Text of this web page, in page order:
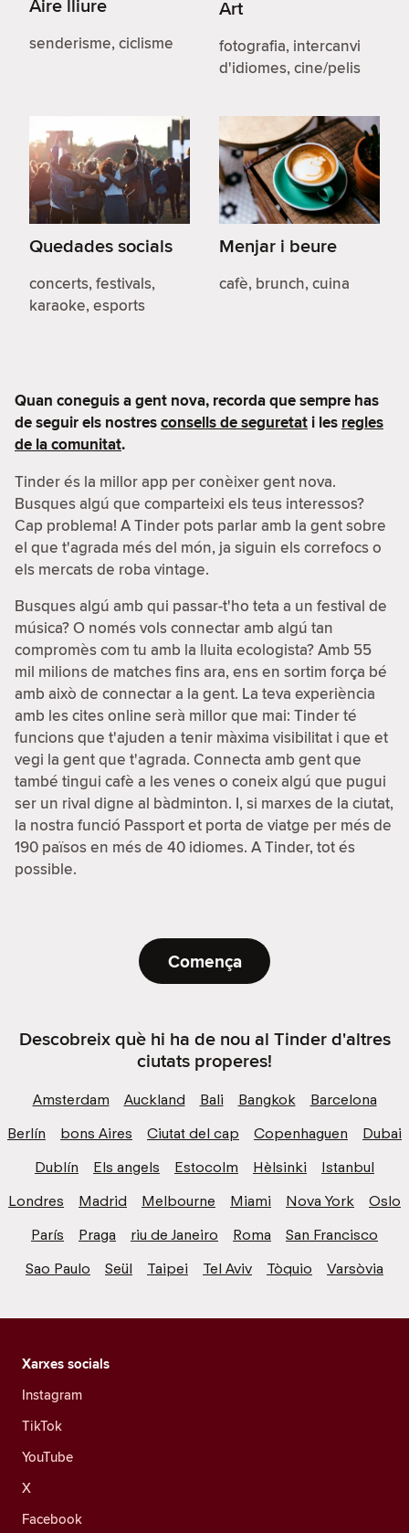
Aire lliure
senderisme, ciclisme
Art
fotografia, intercanvi
d'idiomes, cine/pelis
Quedades socials
concerts, festivals,
karaoke, esports
Menjar i beure
cafè, brunch, cuina
Quan coneguis a gent nova, recorda que sempre has
de seguir els nostresconsells de seguretat i les regles
de la comunitat.
Tinder és la millor app per conèixer gent nova.
Busques algú que comparteixi els teus interessos?
Cap problema! A Tinder pots parlar amb la gent sobre
el que t'agrada més del món, ja siguin els correfocs o
els mercats de roba vintage.
Busques algú amb qui passar-t'ho teta a un festival de
música? O només vols connectar amb algú tan
compromès com tu amb la lluita ecologista? Amb 55
mil milions de matches fins ara, ens en sortim força bé
amb això de connectar a la gent. La teva experiència
amb les cites online serà millor que mai: Tinder té
funcions que t'ajuden a tenir màxima visibilitat i que et
vegi la gent que t'agrada. Connecta amb gent que
també tingui cafè a les venes o coneix algú que pugui
ser un rival digne al bàdminton. I, si marxes de la ciutat,
la nostra funció Passport et porta de viatge per més de
190 països en més de 40 idiomes. A Tinder, tot és
possible.
Comença
Descobreix què hi ha de nou al Tinder d'altres
ciutats properes!
Amsterdam Auckland Bali Bangkok
Barcelona
Berlín
bons Aires Ciutat del cap Copenhaguen
Dubai
Dublín
Els angels Estocolm Hèlsinki
Istanbul
Londres
Madrid Melbourne Miami Nova York
Oslo
París
Praga riu de Janeiro Roma
San Francisco
Sao Paulo
Seül Taipei Tel Aviv Tòquio Varsòvia
Xarxes socials
Instagram
TikTok
YouTube
X
Facebook